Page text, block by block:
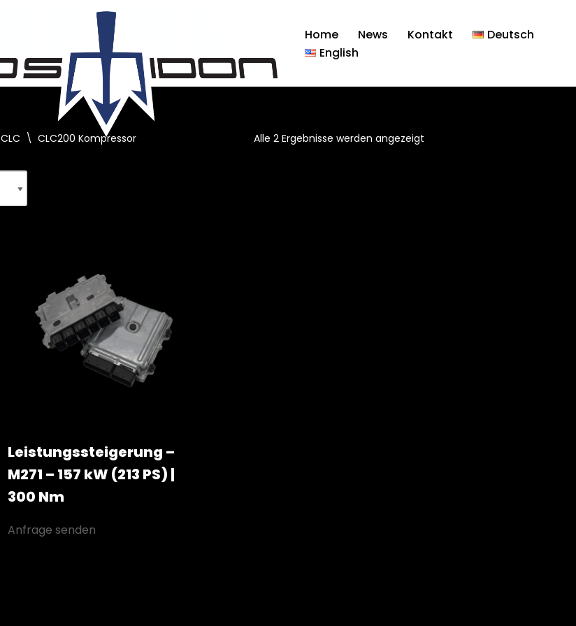
Home News Kontakt
Deutsch
English
CLC \ CLC200 Kompressor Alle 2 Ergebnisse werden angezeigt
Leistungssteigerung –
M271 – 157 kW (213 PS) |
300 Nm
Anfrage senden